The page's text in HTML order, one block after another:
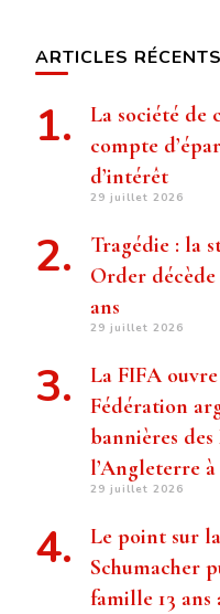
ARTICLES RÉCENTS
La société de
compte
d’intérêt
29 juillet 2026
Tragédie : la
Order décède
ans
29 juillet 2026
La FIFA
Fédération
bannières
l’Angleterre
29 juillet 2026
Le point sur
Schumacher
famille 13